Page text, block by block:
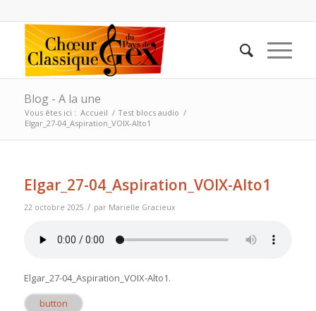
Blog - A la une
Vous êtes ici : Accueil / Test blocs audio /
Elgar_27-04_Aspiration_VOIX-Alto1
Elgar_27-04_Aspiration_VOIX-Alto1
22 octobre 2025 / par Marielle Gracieux
Elgar_27-04_Aspiration_VOIX-Alto1.
button